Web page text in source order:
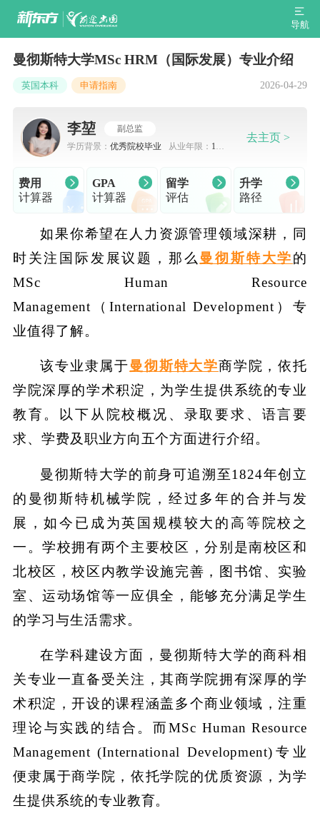
导航
曼彻斯特大学MSc HRM（国际发展）专业介绍
英国本科 申请指南 2026-04-29
李堃
副总监
学历背景： 优秀院校毕业 从业年限： 10-
去主页 >
费用
计算器
GPA
计算器
留学
评估
升学
路径
如果你希望在人力资源管理领域深耕，同
时关注国际发展议题，那么 曼彻斯特大学的
MSc Human Resource
Management（International Development）专
业值得了解。
该专业隶属于曼彻斯特大学商学院，依托
学院深厚的学术积淀，为学生提供系统的专业
教育。以下从院校概况、录取要求、语言要
求、学费及职业方向五个方面进行介绍。
曼彻斯特大学的前身可追溯至1824年创立
的曼彻斯特机械学院，经过多年的合并与发
展，如今已成为英国规模较大的高等院校之
一。学校拥有两个主要校区，分别是南校区和
北校区，校区内教学设施完善，图书馆、实验
室、运动场馆等一应俱全，能够充分满足学生
的学习与生活需求。
在学科建设方面，曼彻斯特大学的商科相
关专业一直备受关注，其商学院拥有深厚的学
术积淀，开设的课程涵盖多个商业领域，注重
理论与实践的结合。而MSc Human Resource
Management (International Development)专业
便隶属于商学院，依托学院的优质资源，为学
生提供系统的专业教育。